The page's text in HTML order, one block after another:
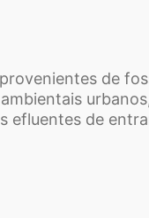
de
efluentes de